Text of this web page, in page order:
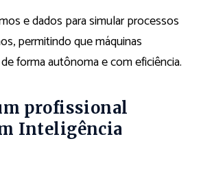
e dados para simular processos
permitindo que máquinas
forma autônoma e com eficiência.
profissional
Inteligência